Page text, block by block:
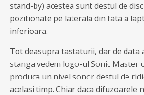
stand-by) acestea sunt destul de
pozitionate pe laterala din fata a
inferioara.
Tot deasupra tastaturii, dar de data
stanga vedem logo-ul Sonic Master
produca un nivel sonor destul de
acelasi timp. Chiar daca difuzoarele